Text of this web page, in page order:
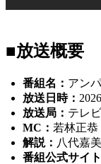
■放送概要
番組名： アン
放送日時：
放送局： テレ
MC： 若林正恭
解説： 八代嘉
番組公式サイト